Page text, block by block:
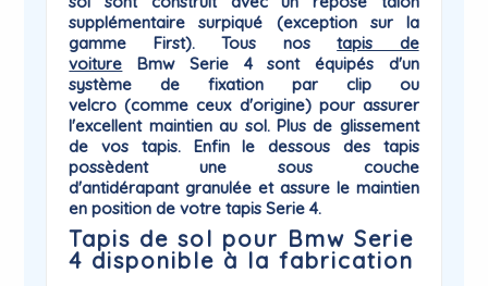
supplémentaire surpiqué (exception sur la
gamme First). Tous nostapis de
voiture Bmw
Serie 4 sont équipés d'un
système defixation par clip ou
velcro (comme ceux d'origine) pour assurer
l'excellent maintien au sol. Plus de glissement
de vos tapis. Enfin le dessous des tapis
possèdent une sous couche
d'antidérapantgranulée et assure le maintien
en position de votre tapis Serie 4.
Tapis de sol pour Bmw Serie
4 disponible à la fabrication